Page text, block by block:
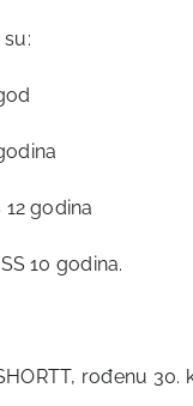
12 godina
10 godina.
rođenu